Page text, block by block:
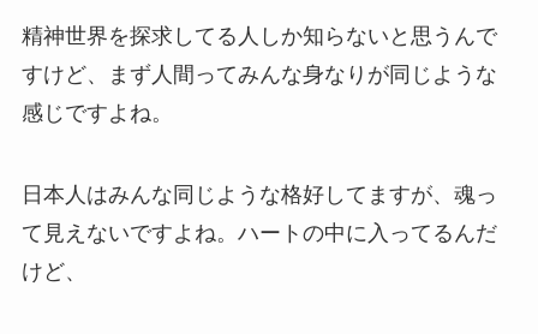
精神世界を探求してる人しか知らないと思うんで
すけど、まず 人間ってみんな身なりが同じような
感じですよね。
日本人はみんな同じような格好してますが、魂っ
て見えないですよね。ハートの中に入ってるんだ
けど、